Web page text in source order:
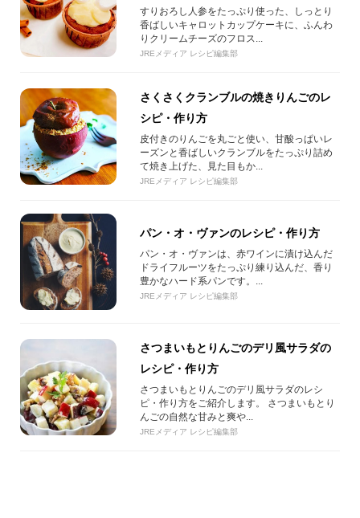
すりおろし人参をたっぷり使った、しっとり
香ばしいキャロットカップケーキに、ふんわ
りクリームチーズのフロス...
JREメディア レシピ編集部
さくさくクランブルの焼きりんごのレ
シピ・作り方
皮付きのりんごを丸ごと使い、甘酸っぱいレ
ーズンと香ばしいクランブルをたっぷり詰め
て焼き上げた、見た目もか...
JREメディア レシピ編集部
パン・オ・ヴァンのレシピ・作り方
パン・オ・ヴァンは、赤ワインに漬け込んだ
ドライフルーツをたっぷり練り込んだ、香り
豊かなハード系パンです。...
JREメディア レシピ編集部
さつまいもとりんごのデリ風サラダの
レシピ・作り方
さつまいもとりんごのデリ風サラダのレシ
ピ・作り方をご紹介します。 さつまいもとり
んごの自然な甘みと爽や...
JREメディア レシピ編集部